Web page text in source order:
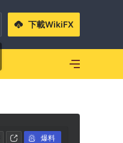
下載WikiFX
爆料